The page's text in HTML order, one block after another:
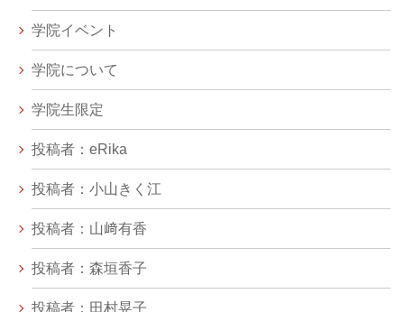
学院イベント
学院について
学院生限定
投稿者：eRika
投稿者：小山きく江
投稿者：山﨑有香
投稿者：森垣香子
投稿者：田村晃子